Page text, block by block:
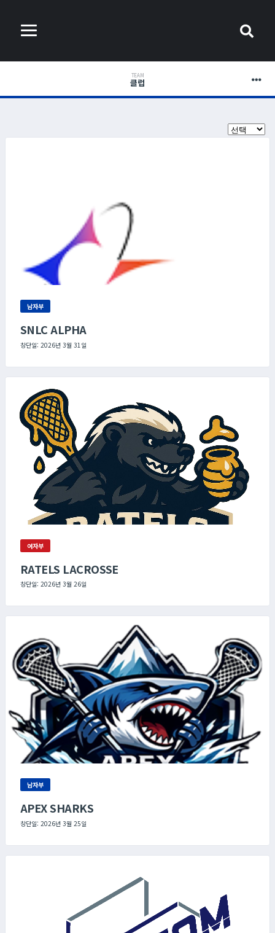
TEAM
클럽
남자부
SNLC ALPHA
창단일: 2026년 3월 31일
여자부
RATELS LACROSSE
창단일: 2026년 3월 26일
남자부
APEX SHARKS
창단일: 2026년 3월 25일